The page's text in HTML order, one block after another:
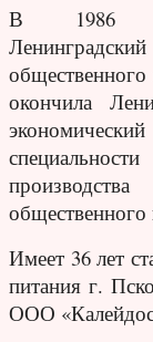
В 1986
окончила
общественного
Имеет 36 лет
питания г.
ООО